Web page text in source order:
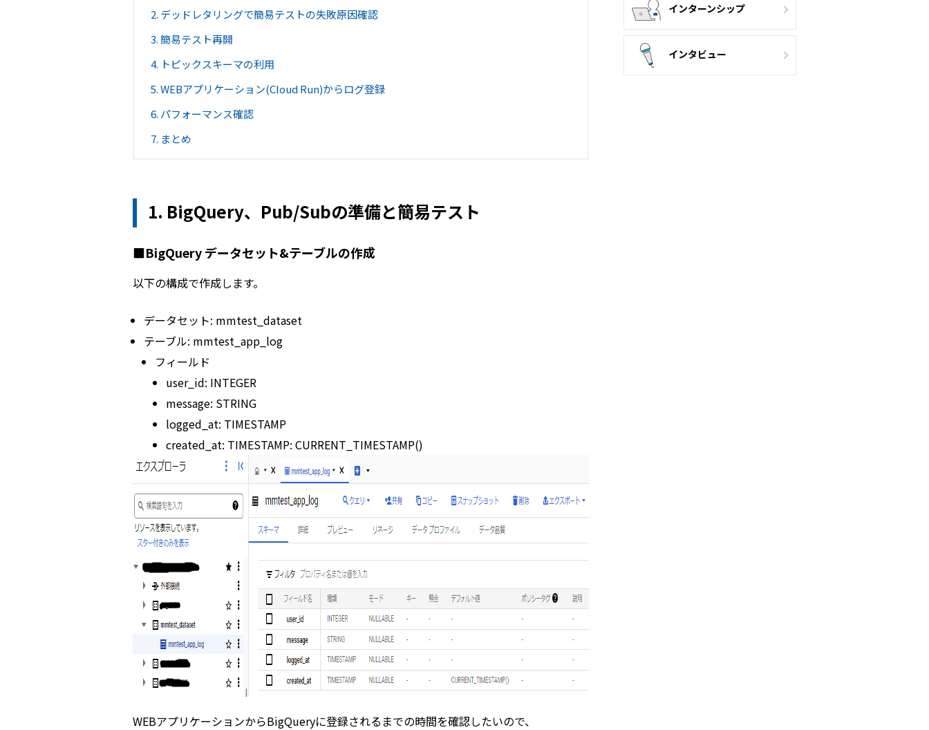
2. デッドレタリングで簡易テストの失敗原因確認
3. 簡易テスト再開
4. トピックスキーマの利用
5. WEBアプリケーション(Cloud Run)からログ登録
6. パフォーマンス確認
7. まとめ
1. BigQuery、Pub/Subの準備と簡易テスト
■BigQuery データセット&テーブルの作成
以下の構成で作成します。
データセット: mmtest_dataset
テーブル: mmtest_app_log
フィールド
user_id: INTEGER
message: STRING
logged_at: TIMESTAMP
created_at: TIMESTAMP: CURRENT_TIMESTAMP()
WEBアプリケーションからBigQueryに登録されるまでの時間を確認したいので、
インターンシップ
インタビュー